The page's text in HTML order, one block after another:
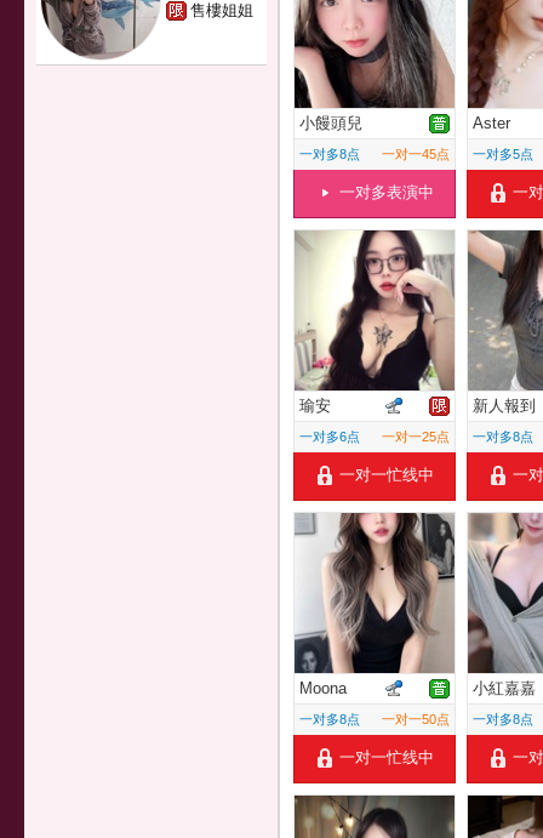
售樓姐姐
小饅頭兒
一对多8点 一对一45点
一对多表演中
Aster
一对多5点
一
瑜安
一对多6点 一对一25点
一对一忙线中
新人報到
一对多8点
一
Moona
一对多8点 一对一50点
一对一忙线中
小紅嘉嘉
一对多8点
一